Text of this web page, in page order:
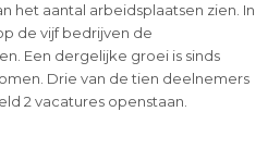
het aantal arbeidsplaatsen zien. In
de vijf bedrijven de
Een dergelijke groei is sinds
Drie van de tien deelnemers
2 vacatures openstaan.